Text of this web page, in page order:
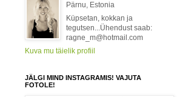
Pärnu, Estonia
Küpsetan, kokkan ja
tegutsen...Ühendust saab:
ragne_m@hotmail.com
Kuva mu täielik profiil
JÄLGI MIND INSTAGRAMIS! VAJUTA
FOTOLE!